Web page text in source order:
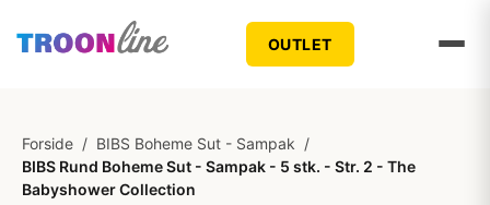
OUTLET
Forside / BIBS Boheme Sut - Sampak /
BIBS Rund Boheme Sut - Sampak - 5 stk. - Str. 2 - The
Babyshower Collection